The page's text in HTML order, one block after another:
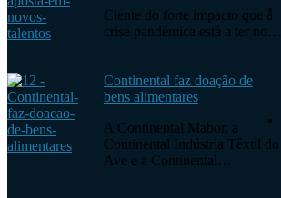
Ciente do forte impacto que a
crise pandémica está a ter no…
Continental faz doação de
bens alimentares
A Continental Mabor, a
Continental Indústria Têxtil do
Ave e a Continental…